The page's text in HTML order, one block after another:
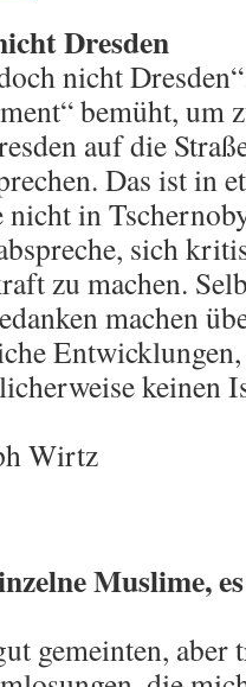
Dresden
nicht
bemüht, um
auf die
Das ist in
nicht in
sich
zu machen.
machen
keinen
Wirtz
Muslime,
gemeinten, aber